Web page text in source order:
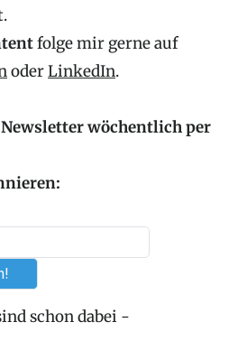
folge mir gerne auf
oderLinkedIn.
wöchentlich per
schon dabei -